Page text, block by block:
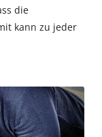
die
kann zu jeder